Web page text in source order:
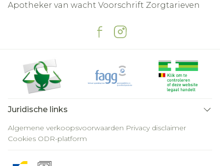
Apotheker van wacht Voorschrift Zorgtarieven
Juridische links
Algemene verkoopsvoorwaarden Privacy disclaimer
Cookies ODR-platform